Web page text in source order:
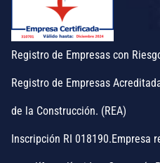
Registro de Empresas con
Registro de Empresas
de la Construcción. (REA)
Inscripción RI 018190.Empresa